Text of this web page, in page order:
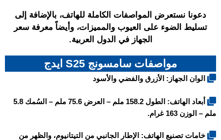
دعونا نستعرض المواصفات الكاملة للهاتف، بالإضافة إلى
تسليط الضوء على العيوب والمميزات، وأيضاً معرفة سعر
الجهاز في الدول العربية.
مواصفات سامسونج S25 ايدج
الوان الجهاز: الأزرق والفضي والأسود
أبعاد الهاتف: الطول 158.2 ملم – العرض 75.6 ملم – السُمك 5.8
ملم – الوزن 163 غرام.
خامات تصنيع الهاتف: الإطار الجانبي من التيتانيوم، والظهر من